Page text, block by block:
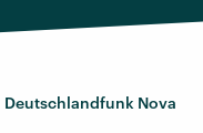
Deutschlandfunk Nova